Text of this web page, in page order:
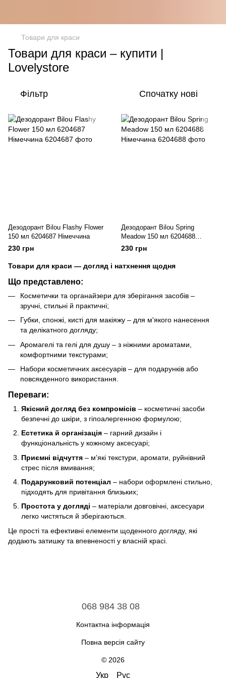
Товари для краси
Товари для краси – купити |
Lovelystore
Фільтр Спочатку нові
Дезодорант Bilou Flashy Flower
150 мл 6204687 Німеччина
230 грн
Дезодорант Bilou Spring
Meadow 150 мл 6204688
Німеччина
230 грн
Товари для краси — догляд і натхнення щодня
Що представлено:
Косметички та органайзери для зберігання засобів –
зручні, стильні й практичні;
Губки, спонжі, кисті для макіяжу – для м'якого нанесення
та делікатного догляду;
Аромагелі та гелі для душу – з ніжними ароматами,
комфортними текстурами;
Набори косметичних аксесуарів – для подарунків або
повсякденного використання.
Переваги:
Якісний догляд без компромісів – косметичні засоби
безпечні до шкіри, з гіпоалергенною формулою;
Естетика й організація – гарний дизайн і
функціональність у кожному аксесуарі;
Приємні відчуття – м'які текстури, аромати, руйнівний
стрес після вмивання;
Подарунковий потенціал – набори оформлені стильно,
підходять для привітання близьких;
Простота у догляді – матеріали довговічні, аксесуари
легко чистяться й зберігаються.
Це прості та ефективні елементи щоденного догляду, які
додають затишку та впевненості у власній красі.
068 984 38 08
Контактна інформація
Повна версія сайту
© 2026
Укр Рус